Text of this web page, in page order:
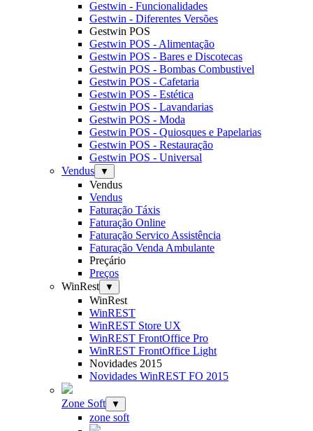
Gestwin - Funcionalidades
Gestwin - Diferentes Versões
Gestwin POS
Gestwin POS - Alimentação
Gestwin POS - Bares e Discotecas
Gestwin POS - Bombas Combustivel
Gestwin POS - Cafetaria
Gestwin POS - Estética
Gestwin POS - Lavandarias
Gestwin POS - Moda
Gestwin POS - Quiosques e Papelarias
Gestwin POS - Restauração
Gestwin POS - Universal
Vendus
▼
Vendus
Vendus
Faturação Táxis
Faturação Online
Faturação Servico Assistência
Faturação Venda Ambulante
Preçário
Preços
WinRest
▼
WinRest
WinREST
WinREST Store UX
WinREST FrontOffice Pro
WinREST FrontOffice Light
Novidades 2015
Novidades WinREST FO 2015
Zone Soft ▼
zone soft